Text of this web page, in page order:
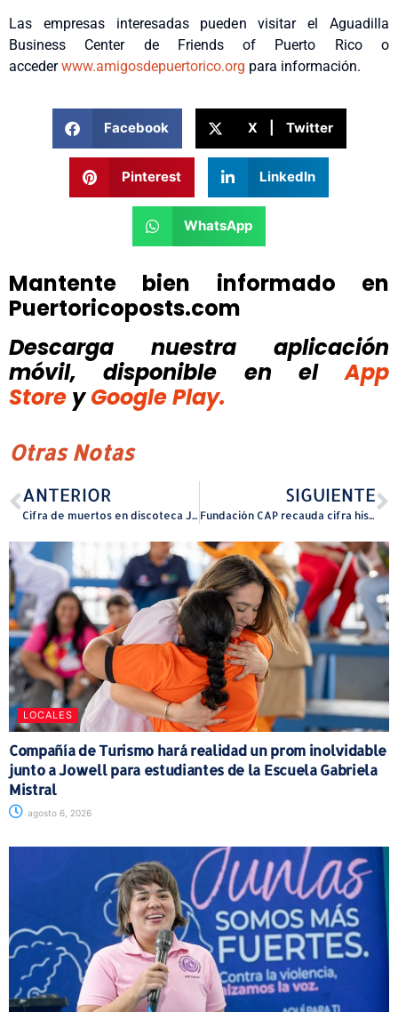
Las empresas interesadas pueden visitar el Aguadilla
Business Center de Friends of Puerto Rico o
accederwww.amigosdepuertorico.org para información.
Facebook X | Twitter
Pinterest LinkedIn
WhatsApp
Mantente bien informado en
Puertoricoposts.com
Descarga nuestra aplicación
móvil, disponible
en el
App
Store y Google Play.
Otras Notas
ANTERIOR
Cifra de muertos en discoteca Jet Set aumenta a 218
SIGUIENTE
Fundación CAP recauda cifra histórica de $1,056,672 en la afeitada masiva y donación de cabello más grande de Puerto Rico
LOCALES
Compañía de Turismo hará realidad un prom inolvidable
junto a Jowell para estudiantes de la Escuela Gabriela
Mistral
agosto 6, 2026